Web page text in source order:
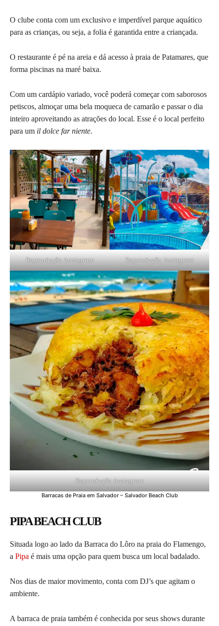
O clube conta com um exclusivo e imperdível parque aquático
para as crianças, ou seja, a folia é garantida entre a criançada.
O restaurante é pé na areia e dá acesso à praia de Patamares, que
forma piscinas na maré baixa.
Com um cardápio variado, você poderá começar com saborosos
petiscos, almoçar uma bela moqueca de camarão e passar o dia
inteiro aproveitando as atrações do local. Esse é o local perfeito
para um il dolce far niente.
Reprodução Instagram Reprodução Instagram
Reprodução Instagram
Barracas de Praia em Salvador – Salvador Beach Club
PIPA BEACH CLUB
Situada logo ao lado da Barraca do Lôro na praia do Flamengo,
a Pipa é mais uma opção para quem busca um local badalado.
Nos dias de maior movimento, conta com DJ’s que agitam o
ambiente.
A barraca de praia também é conhecida por seus shows durante